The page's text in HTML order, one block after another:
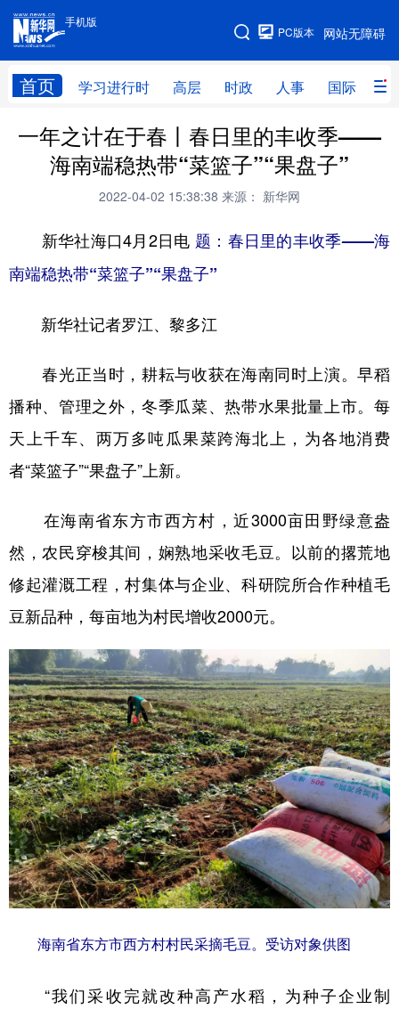
手机版
网站无障碍
PC版本
首页 学习进行时 高层 时政 人事 国际 财
手机版
网站地图
学习进行时 高层 时政 人事
国际 财经 网评 港澳
全球连线
科技 科创 量子 体育
文化 书画
访谈 视频
食品 人居 信息化 数字经济
学术中国 乡村振兴 银龄 溯源中国
城市 旅游
公益 一带一路 亚太网 上市公司
文化产业
地方频道
北京 天津 河北 山西
辽宁 吉林 上海 江苏
浙江 安徽 福建 江西
山东 河南 湖北 湖南
广东 广西 海南 重庆
四川 贵州 云南 西藏
新疆 内蒙古 黑龙江
一年之计在于春丨春日里的丰收季——
海南端稳热带“菜篮子”“果盘子”
2022-04-02 15:38:38 来源： 新华网
新华社海口4月2日电 题：春日里的丰收季——海
南端稳热带“菜篮子”“果盘子”
新华社记者罗江、黎多江
春光正当时，耕耘与收获在海南同时上演。早稻
播种、管理之外，冬季瓜菜、热带水果批量上市。每
天上千车、两万多吨瓜果菜跨海北上，为各地消费
者“菜篮子”“果盘子”上新。
在海南省东方市西方村，近3000亩田野绿意盎
然，农民穿梭其间，娴熟地采收毛豆。以前的撂荒地
修起灌溉工程，村集体与企业、科研院所合作种植毛
豆新品种，每亩地为村民增收2000元。
海南省东方市西方村村民采摘毛豆。受访对象供图
“我们采收完就改种高产水稻，为种子企业制